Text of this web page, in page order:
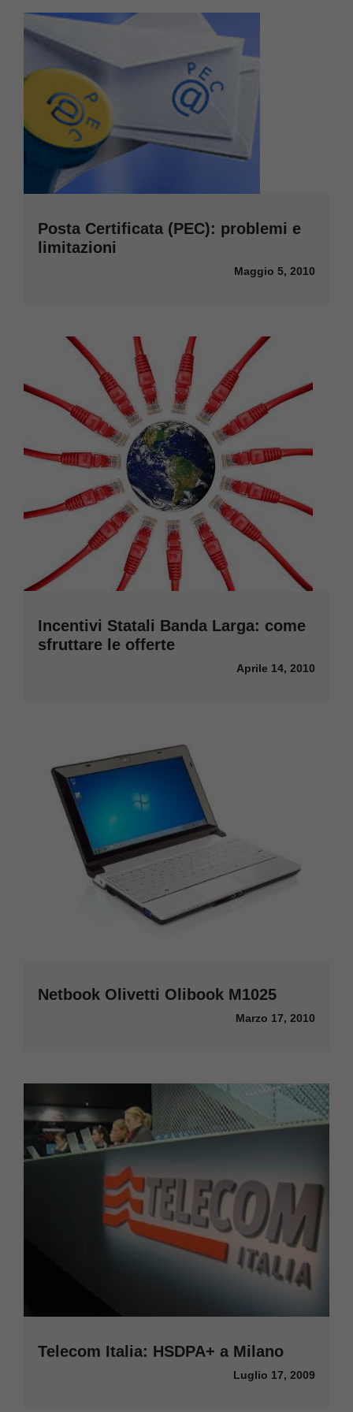
Posta Certificata (PEC): problemi e
limitazioni
Maggio 5, 2010
Incentivi Statali Banda Larga: come
sfruttare le offerte
Aprile 14, 2010
Netbook Olivetti Olibook M1025
Marzo 17, 2010
Telecom Italia: HSDPA+ a Milano
Luglio 17, 2009